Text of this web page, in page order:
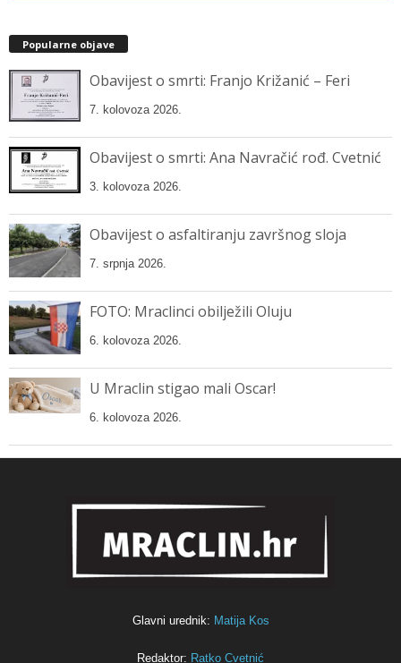
Popularne objave
Obavijest o smrti: Franjo Križanić – Feri
7. kolovoza 2026.
Obavijest o smrti: Ana Navračić rođ. Cvetnić
3. kolovoza 2026.
Obavijest o asfaltiranju završnog sloja
7. srpnja 2026.
FOTO: Mraclinci obilježili Oluju
6. kolovoza 2026.
U Mraclin stigao mali Oscar!
6. kolovoza 2026.
Glavni urednik: Matija Kos
Redaktor: Ratko Cvetnić